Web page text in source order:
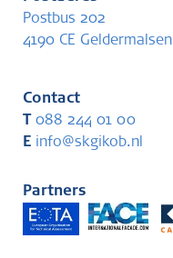
Postbus 202
4190 CE Geldermalsen
Contact
088 244 01 00
E info@skgikob.nl
Partners